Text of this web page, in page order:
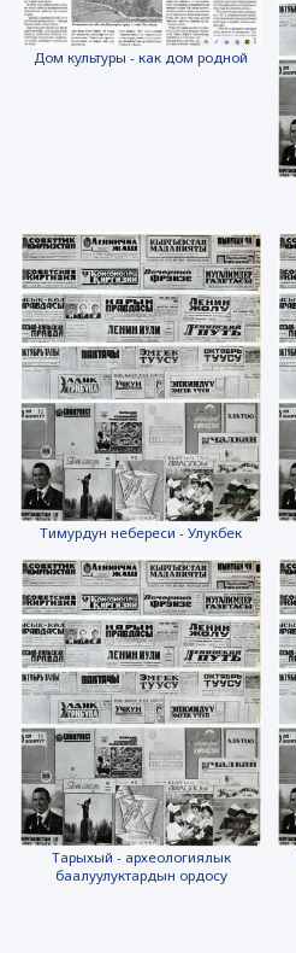
Дом культуры - как дом родной
Тимурдун небереси - Улукбек
Тарыхый - археологиялык
баалуулуктардын ордосу